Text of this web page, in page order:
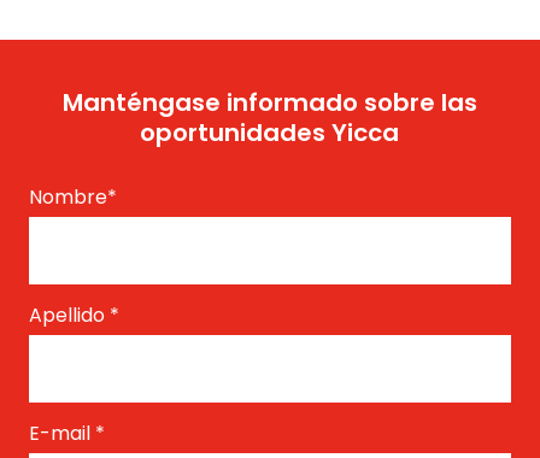
Manténgase informado sobre las
oportunidades Yicca
Nombre*
Apellido *
E-mail *